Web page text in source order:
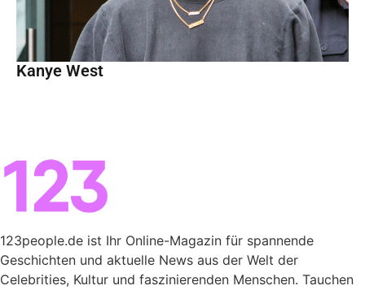
Kanye West
123people.de ist Ihr Online-Magazin für spannende
Geschichten und aktuelle News aus der Welt der
Celebrities, Kultur und faszinierenden Menschen. Tauchen